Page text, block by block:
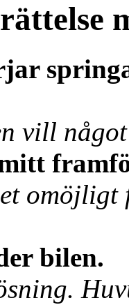
vill
omöjligt
bilen.